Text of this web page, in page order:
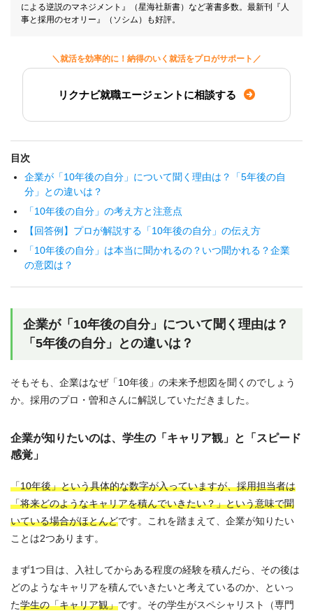
による逆説のマネジメント』（星海社新書）など著書多数。最新刊『人
事と採用のセオリー』（ソシム）も好評。
＼就活を効率的に！納得のいく就活をプロがサポート／
リクナビ就職エージェントに相談する
目次
企業が「10年後の自分」について聞く理由は？「5年後の自
分」との違いは？
「10年後の自分」の考え方と注意点
【回答例】プロが解説する「10年後の自分」の伝え方
「10年後の自分」は本当に聞かれるの？いつ聞かれる？企業
の意図は？
企業が「10年後の自分」について聞く理由は？
「5年後の自分」との違いは？
そもそも、企業はなぜ「10年後」の未来予想図を聞くのでしょう
か。採用のプロ・曽和さんに解説していただきました。
企業が知りたいのは、学生の「キャリア観」と「スピード
感覚」
「10年後」という具体的な数字が入っていますが、採用担当者は
「将来どのようなキャリアを積んでいきたい？」という意味で聞
いている場合がほとんどです。これを踏まえて、企業が知りたい
ことは2つあります。
まず1つ目は、入社してからある程度の経験を積んだら、その後は
どのようなキャリアを積んでいきたいと考えているのか、といっ
た学生の「キャリア観」です。その学生がスペシャリスト（専門